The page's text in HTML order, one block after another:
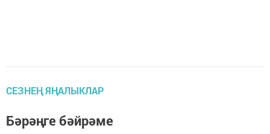
СЕЗНЕҢ ЯҢАЛЫКЛАР
Бәрәңге бәйрәме